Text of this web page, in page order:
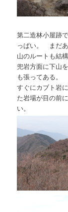
第二造林小屋跡
っぱい。 まだ
山のルートも結構
兜岩方面に下山
も張ってある。
すぐにカブト岩
た岩場が目の前
い。